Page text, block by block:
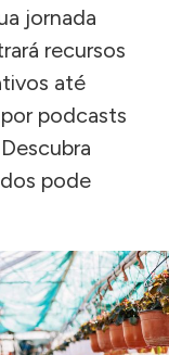
jornada
recursos
até
podcasts
pode